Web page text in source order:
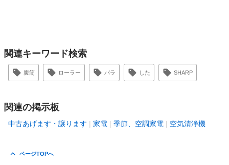
関連キーワード検索
腹筋 ローラー バラ した SHARP
関連の掲示板
中古あげます・譲ります 家電 季節、空調家電 空気清浄機
ページTOPへ